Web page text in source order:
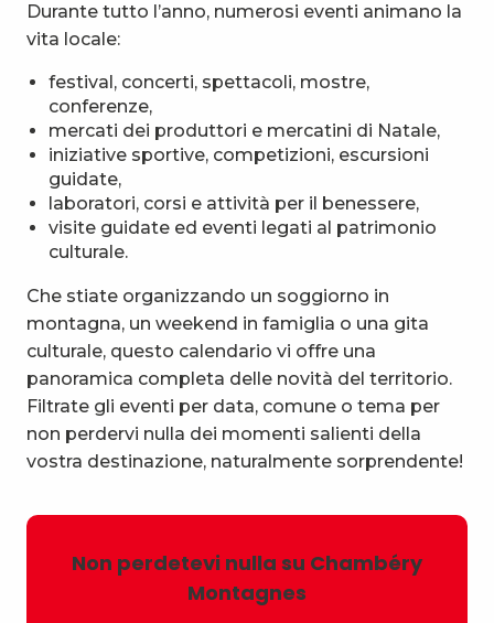
Durante tutto l’anno, numerosi eventi animano la
vita locale:
festival, concerti, spettacoli, mostre,
conferenze,
mercati dei produttori e mercatini di Natale,
iniziative sportive, competizioni, escursioni
guidate,
laboratori, corsi e attività per il benessere,
visite guidate ed eventi legati al patrimonio
culturale.
Che stiate organizzando un soggiorno in
montagna, un weekend in famiglia o una gita
culturale, questo calendario vi offre una
panoramica completa delle novità del territorio.
Filtrate gli eventi per data, comune o tema per
non perdervi nulla dei momenti salienti della
vostra destinazione, naturalmente sorprendente!
Non perdetevi nulla su Chambéry
Montagnes